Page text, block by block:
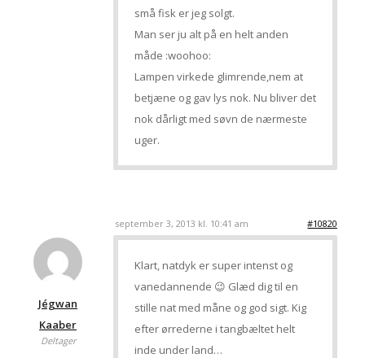
små fisk er jeg solgt.
Man ser ju alt på en helt anden
måde :woohoo:
Lampen virkede glimrende,nem at
betjæne og gav lys nok. Nu bliver det
nok dårligt med søvn de nærmeste
uger.
september 3, 2013 kl. 10:41 am #10820
Jégwan
Kaaber
Deltager
Klart, natdyk er super intenst og
vanedannende 😉 Glæd dig til en
stille nat med måne og god sigt. Kig
efter ørrederne i tangbæltet helt
inde under land…